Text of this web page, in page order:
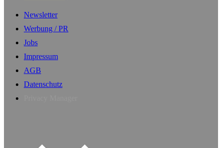
Newsletter
Werbung / PR
Jobs
Impressum
AGB
Datenschutz